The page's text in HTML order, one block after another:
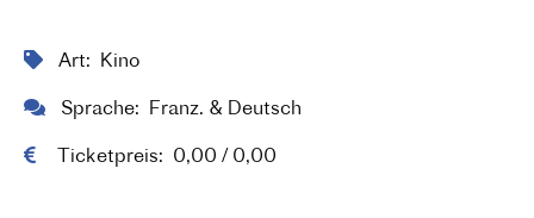
Art Kino
Sprache Franz. & Deutsch
Ticketpreis 0,00 0,00